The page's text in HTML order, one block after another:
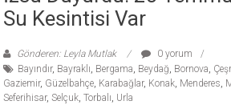
Su Kesintisi Var
Gönderen: Leyla Mutlak
0 yorum
Bayındır, Bayraklı, Bergama, Beydağ, Bornova,
Gaziemir, Güzelbahçe, Karabağlar, Konak, Menderes,
Seferihisar,Selçuk,Torbalı, Urla